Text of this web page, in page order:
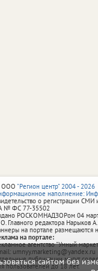
сайтом без
"Регион центр" 2004 - 2026
наполнение:
о регистрации СМИ
№ ФС 77‑35502
РОСКОМНАДЗОРом 04
Главного редактора Нарыков А.
на портале размещаются
на портале:
агентство "Умный
umnyy.marketing@yandex.ru
публикации могут
пользователей до 18 лет.